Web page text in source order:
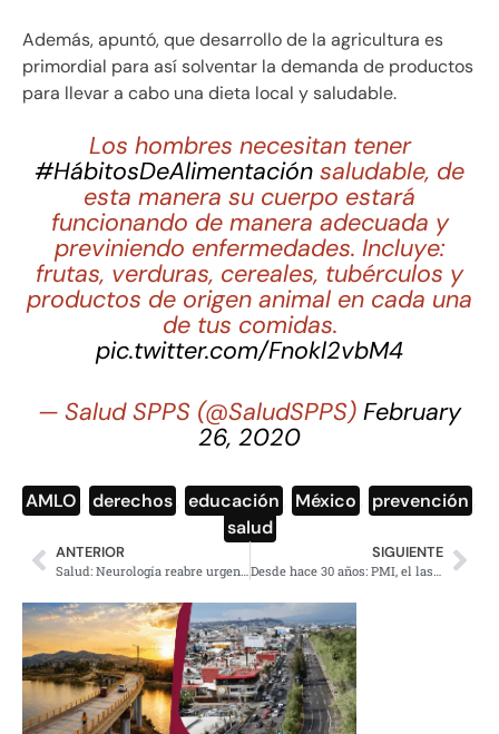
Además, apuntó, que desarrollo de la agricultura es
primordial para así solventar la demanda de productos
para llevar a cabo una dieta local y saludable.
Los hombres necesitan tener
#HábitosDeAlimentación saludable, de
esta manera su cuerpo estará
funcionando de manera adecuada y
previniendo enfermedades. Incluye:
frutas, verduras, cereales, tubérculos y
productos de origen animal en cada una
de tus comidas.
pic.twitter.com/Fnokl2vbM4
— Salud SPPS (@SaludSPPS) February
26, 2020
AMLO derechos educación México prevención
salud
ANTERIOR SIGUIENTE